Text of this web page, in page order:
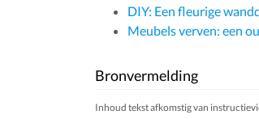
DIY: Een fleurige
Meubels verven: een
Bronvermelding
Inhoud tekst afkomstig van